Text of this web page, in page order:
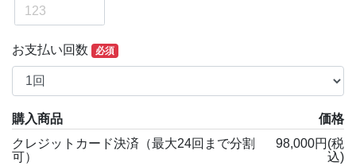
お支払い回数 必須
購入商品
価格
クレジットカード決済（最大24回まで分割
可）
98,000円(税
込)